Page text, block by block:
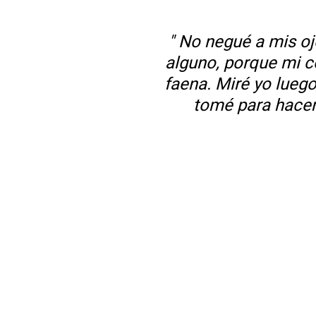
" No negué a mis
alguno, porque mi
faena. Miré yo
tomé para